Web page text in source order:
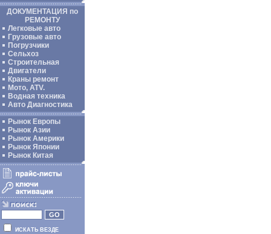
ДОКУМЕНТАЦИЯ по
РЕМОНТУ
Легковые авто
Грузовые авто
Погрузчики
Сельхоз
Строительная
Двигатели
Краны ремонт
Мото, ATV.
Водная техника
Авто Диагностика
Рынок Европы
Рынок Азии
Рынок Америки
Рынок Японии
Рынок Китая
ИСКАТЬ ВЕЗДЕ